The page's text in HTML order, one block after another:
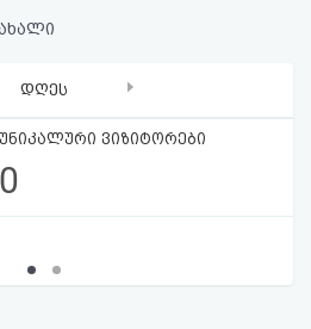
დღეს
უნიკალური ვიზიტორები
0
›